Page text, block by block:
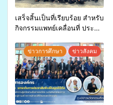
เสร็จสิ้นเป็นที่เรียบร้อย สำหรับ
กิจกรรมแพทย์เคลื่อนที่ ประจำ
สุขภาพแก่ประชาชนในพื้นที่
อำเภอจะนะ
ข่าวการศึกษา ข่าวสังคม